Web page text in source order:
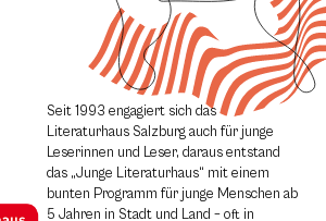
Seit 1993 engagiert sich das
Literaturhaus Salzburg auch für junge
Leserinnen und Leser, daraus entstand
das „Junge Literaturhaus“ mit einem
bunten Programm für junge Menschen ab
5 Jahren in Stadt und Land – oft in